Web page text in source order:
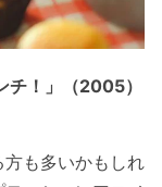
チ！」（2005）
方も多いかもしれ